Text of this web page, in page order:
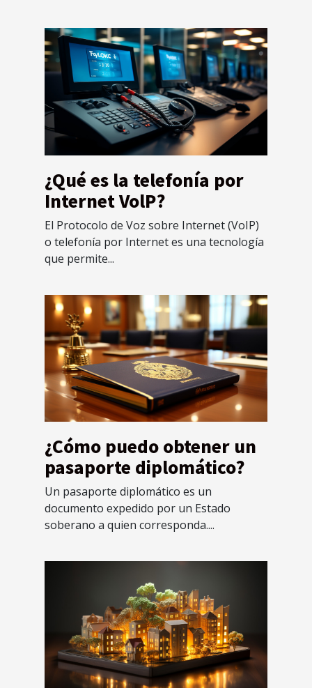
¿Qué es la telefonía por
Internet VolP?
El Protocolo de Voz sobre Internet (VoIP)
o telefonía por Internet es una tecnología
que permite...
¿Cómo puedo obtener un
pasaporte diplomático?
Un pasaporte diplomático es un
documento expedido por un Estado
soberano a quien corresponda....